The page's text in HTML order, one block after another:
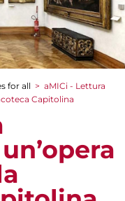
for all > aMICi - Lettura
Capitolina